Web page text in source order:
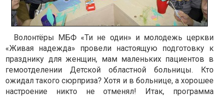
Волонтёры МБФ «Ти не один» и молодежь церкви
«Живая надежда» провели настоящую подготовку к
празднику для женщин, мам маленьких пациентов в
гемоотделении Детской областной больницы. Кто
ожидал такого сюрприза? Хотя и в больнице, а хорошее
настроение никто не отменял! Итак, программа